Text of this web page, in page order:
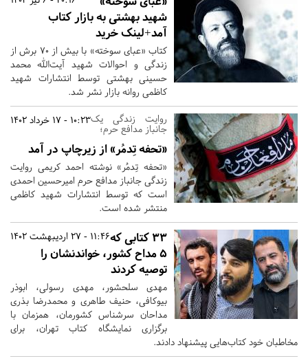
شهید بهشتی به بازار کتاب
آمد+لینک خرید
کتاب «عبای سوخته» با بیش از ۷۰ برش از
زندگی و احوالات شهید آیت‌الله محمد
حسینی بهشتی توسط انتشارات شهید
کاظمی روانه بازار نشر شد.
10:23 - 17 خرداد 1402روایت زندگی یک
جانباز مدافع حرم؛
«تحفه تِدمُر» از زیرچاپ در آمد
«تحفه تِدمُر» نوشته احمد کریمی روایت
زندگی جانباز مدافع حرم امیرحسین احمدی
است که توسط انتشارات شهید کاظمی
منتشر شده است.
11:46 - 27 اردیبهشت 140233 کتابی که
5 مداح کشور، خواندنشان را
توصیه کردند
مهدی سلحشور، مهدی رسولی، ابوذر
بیوکافی، حنیف طاهری و محمدرضا بذری
مداحان سرشناس کشورمان، همزمان با
برگزاری نمایشگاه کتاب تهران، برای
مخاطبان خود کتاب‌هایی پیشنهاد دادند.